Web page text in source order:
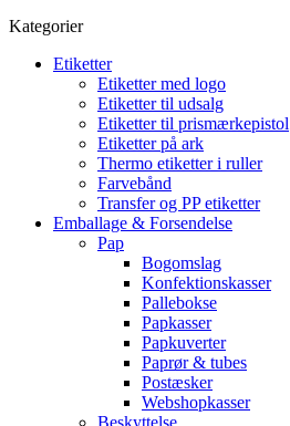
Kategorier
Etiketter
Etiketter med logo
Etiketter til udsalg
Etiketter til prismærkepistol
Etiketter på ark
Thermo etiketter i ruller
Farvebånd
Transfer og PP etiketter
Emballage & Forsendelse
Pap
Bogomslag
Konfektionskasser
Pallebokse
Papkasser
Papkuverter
Paprør & tubes
Postæsker
Webshopkasser